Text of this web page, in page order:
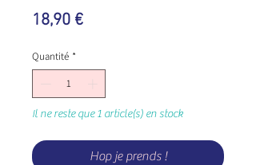
18,90 €Prix
Quantité *
Il ne reste que 1 article(s) en stock
Hop je prends !